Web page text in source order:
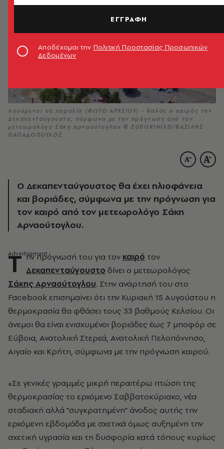
Λουόμενοι σε παραλία (ΦΩΤΟ ΑΡΧΕΙΟΥ) - Καλός ο καιρός τον
Δεκαπενταύγουστο, σύμφωνα με την πρόγνωση από τον
μετεωρολόγο Σάκη Αρναούτογλου © EUROKINISSI/ΒΑΣΙΛΗΣ
ΠΑΠΑΔΟΠΟΥΛΟΣ
Ο Δεκαπενταύγουστος θα έχει ηλιοφάνεια
και βοριάδες, σύμφωνα με την πρόγνωση για
τον καιρό από τον μετεωρολόγο Σάκη
Αρναούτογλου.
Τ ην πρόγνωσή του για τον καιρό τον
Δεκαπενταύγουστο δίνει ο μετεωρολόγος
Σάκης Αρναούτογλου. Στην ανάρτησή του στο
Facebook επισημαίνει ότι την Κυριακή 15 Αυγούστου η
θερμοκρασία θα φθάσει τους 33 βαθμούς Κελσίου. Οι
άνεμοι θα είναι ενισχυμένοι βοριάδες έως 7 μποφόρ σε
Εύβοια, Ανατολική Στερεά, Ανατολική Πελοπόννησο,
Αιγαίο και Κρήτη, σύμφωνα με την πρόγνωση καιρού.
«Σε γενικές γραμμές μικρή περαιτέρω πτώση της
θερμοκρασίας το ερχόμενο Σαββατοκύριακο, νέα
σταδιακή αλλά "συγκρατημένη" άνοδος αυτής την
ερχόμενη εβδομάδα με σχετικά όμως αυξημένη την
σχετική υγρασία και τη δυσφορία κατά τόπους κυρίως
ΕΓΓΡΑΦΗ
Αποδέχομαι την Πολιτική Προστασίας Προσωπικών
Δεδομένων